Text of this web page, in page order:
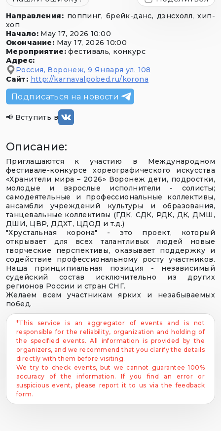
Направления: поппинг, брейк-данс, дэнсхолл, хип-
хоп
Начало: May 17, 2026 10:00
Окончание: May 17, 2026 10:00
Мероприятие: фестиваль, конкурс
Адрес:
Россия, Воронеж,9 Января ул. 108
Сайт: http://karnavalpobed.ru/korona
Подписаться на новости
📢 Вступить в
Описание:
Приглашаются к участию в Международном
фестивале-конкурсе хореографического искусства
«Хранители мира – 2026» Воронеж дети, подростки,
молодые и взрослые исполнители - солисты;
самодеятельные и профессиональные коллективы,
ансамбли учреждений культуры и образования,
танцевальные коллективы (ГДК, СДК, РДК, ДК, ДМШ,
ДШИ, ЦВР, ДДХТ, ЦДОД и т.д.)
"Хрустальная корона" - это проект, который
открывает для всех талантливых людей новые
творческие перспективы, оказывает поддержку и
содействие профессиональному росту участников.
Наша принципиальная позиция - независимый
судейский состав исключительно из других
регионов России и стран СНГ.
Желаем всем участникам ярких и незабываемых
побед.
*This service is an aggregator of events and is not
responsible for the reliability, organization and holding of
the specified events. All information is provided by the
organizers, and we recommend that you clarify the details
directly with them before visiting.
We try to check events, but we cannot guarantee 100%
accuracy of the information. If you find an error or
suspicious event, please report it to us via the feedback
form.